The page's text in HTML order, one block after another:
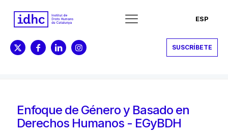
ESP
SUSCRÍBETE
Enfoque de Género y Basado en
Derechos Humanos - EGyBDH